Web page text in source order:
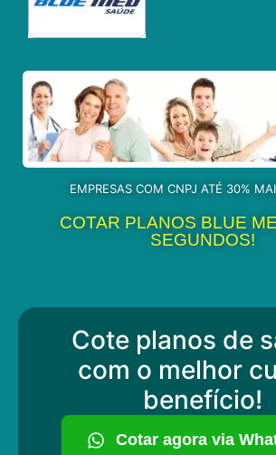
EMPRESAS COM CNPJ ATÉ 30%
COTAR PLANOS BLUE
SEGUNDOS!
Cote planos de
com o melhor
benefício!
Cotar agora via